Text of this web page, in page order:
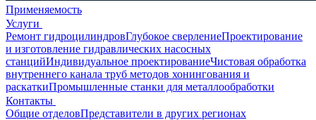
Применяемость
Услуги
Ремонт гидроцилиндровГлубокое сверлениеПроектирование
и изготовление гидравлических насосных
станцийИндивидуальное проектированиеЧистовая обработка
внутреннего канала труб методов хонингования и
раскаткиПромышленные станки для металлообработки
Контакты
Общие отделовПредставители в других регионах